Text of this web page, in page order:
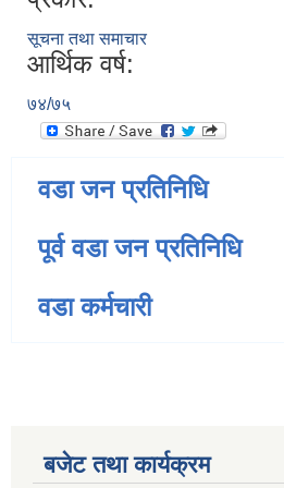
सूचना तथा समाचार
आर्थिक वर्ष:
७४/७५
वडा जन प्रतिनिधि
पूर्व वडा जन प्रतिनिधि
वडा कर्मचारी
बजेट तथा कार्यक्रम